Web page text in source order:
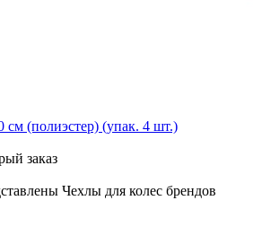
см (полиэстер) (упак. 4 шт.)
заказ
Чехлы для колес брендов